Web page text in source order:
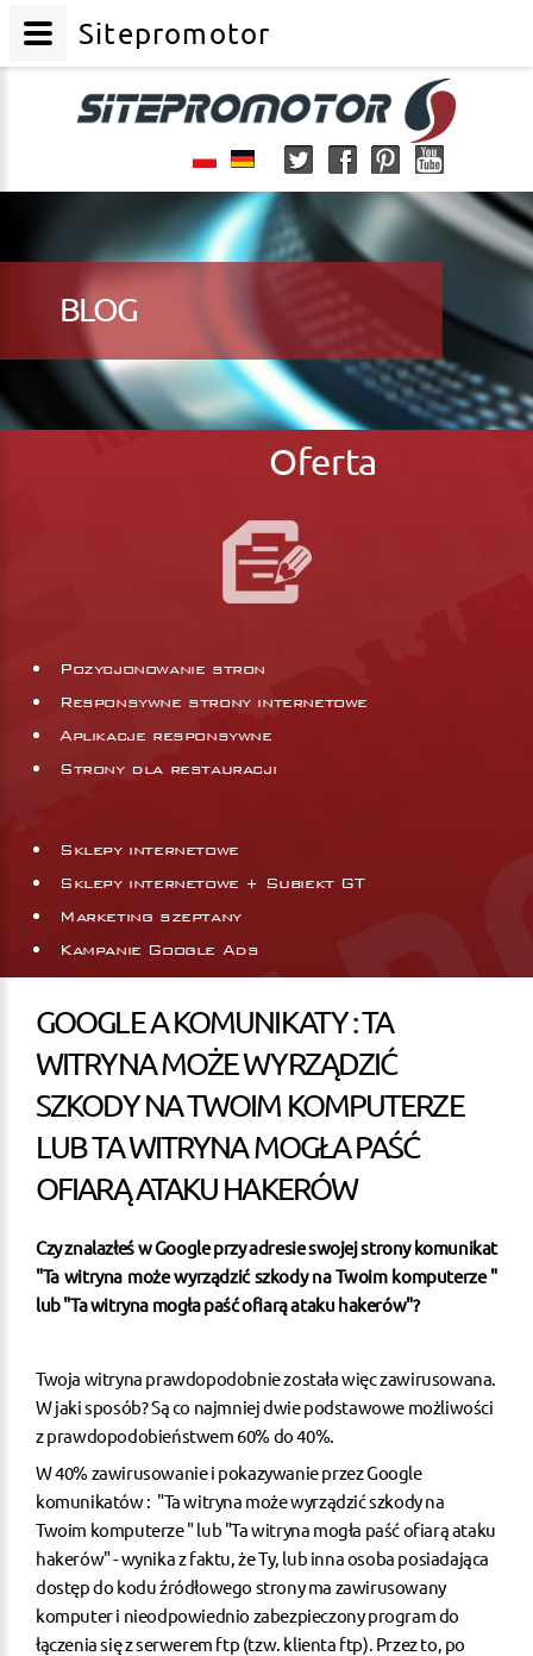
BLOG
Oferta
Pozycjonowanie stron
Responsywne strony internetowe
Aplikacje responsywne
Strony dla restauracji
Sklepy internetowe
Sklepy internetowe + Subiekt GT
Marketing szeptany
Kampanie Google Ads
GOOGLE A KOMUNIKATY : TA
WITRYNA MOŻE WYRZĄDZIĆ
SZKODY NA TWOIM KOMPUTERZE
LUB TA WITRYNA MOGŁA PAŚĆ
OFIARĄ ATAKU HAKERÓW
Czy znalazłeś w Google przy adresie swojej strony komunikat
"Ta witryna może wyrządzić szkody na Twoim komputerze "
lub "Ta witryna mogła paść ofiarą ataku hakerów"?
Twoja witryna prawdopodobnie została więc zawirusowana.
W jaki sposób? Są co najmniej dwie podstawowe możliwości
z prawdopodobieństwem 60% do 40%.
W 40% zawirusowanie i pokazywanie przez Google
komunikatów : "Ta witryna może wyrządzić szkody na
Twoim komputerze " lub "Ta witryna mogła paść ofiarą ataku
hakerów" - wynika z faktu, że Ty, lub inna osoba posiadająca
dostęp do kodu źródłowego strony ma zawirusowany
komputer i nieodpowiednio zabezpieczony program do
łączenia się z serwerem ftp (tzw. klienta ftp). Przez to, po
Sitepromotor